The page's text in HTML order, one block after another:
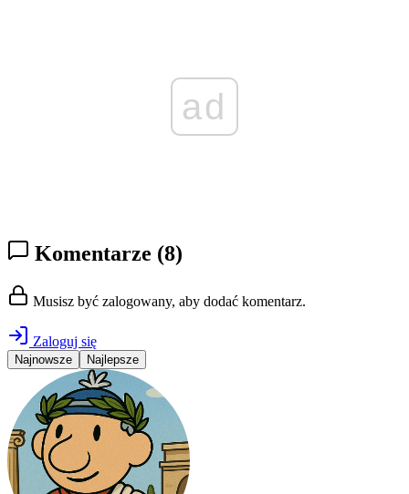
ad
Komentarze (8)
Musisz być zalogowany, aby dodać komentarz.
Zaloguj się
Najnowsze Najlepsze